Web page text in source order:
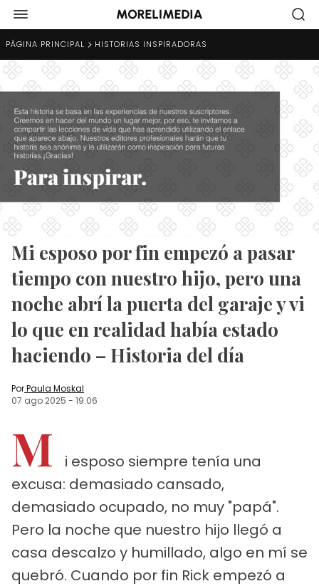
PÁGINA PRINCIPAL HISTORIAS INSPIRADORAS
Mi esposo por fin empezó a pasar
tiempo con nuestro hijo, pero una
noche abrí la puerta del garaje y vi
lo que en realidad había estado
haciendo – Historia del día
PorPaula Moskal
07 ago 2025 - 19:06
M
i esposo siempre tenía una
excusa: demasiado cansado,
demasiado ocupado, no muy "papá".
Pero la noche que nuestro hijo llegó a
casa descalzo y humillado, algo en mí se
quebró. Cuando por fin Rick empezó a